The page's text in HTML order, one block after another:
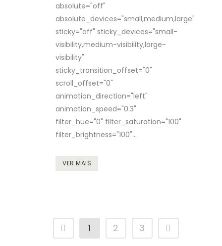
absolute="off"
absolute_devices="small,medium,large"
sticky="off" sticky_devices="small-
visibility,medium-visibility,large-
visibility"
sticky_transition_offset="0"
scroll_offset="0"
animation_direction="left"
animation_speed="0.3"
filter_hue="0" filter_saturation="100"
filter_brightness="100"...
VER MAIS
1 2 3